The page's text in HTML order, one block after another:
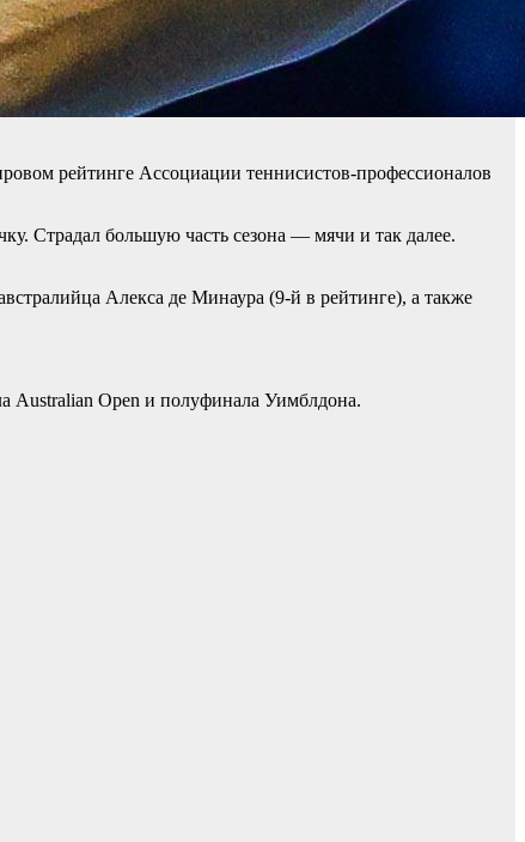
рейтинге Ассоциации теннисистов-профессионалов
Страдал большую часть сезона — мячи и так далее.
Алекса де Минаура (9-й в рейтинге), а также
Australian Open и полуфинала Уимблдона.